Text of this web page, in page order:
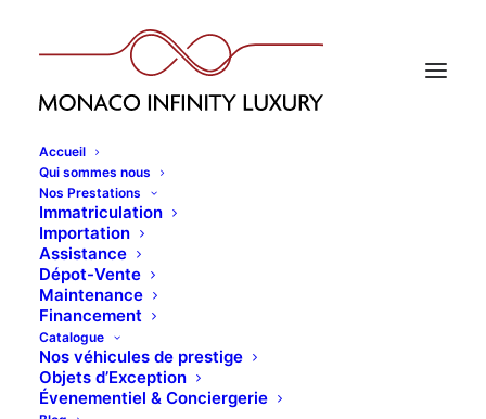
Accueil
Qui sommes nous
Nos Prestations
Immatriculation
Importation
Assistance
Dépot-Vente
Maintenance
Financement
Catalogue
Nos véhicules de prestige
Objets d’Exception
Évenementiel & Conciergerie